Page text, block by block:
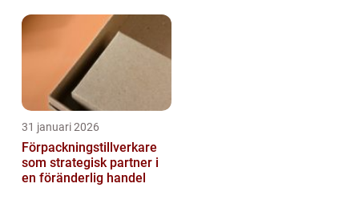
31 januari 2026
Förpackningstillverkare
som strategisk partner i
en föränderlig handel